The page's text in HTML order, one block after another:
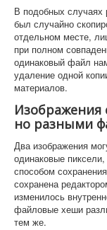
В подобных
был случайно
отдельном месте,
при полном
одинаковый файл
удаление одной
материалов.
Изображения
но разными
Два изображения
одинаковые
способом
сохранена
изменилось
файловые хеши
тем же.